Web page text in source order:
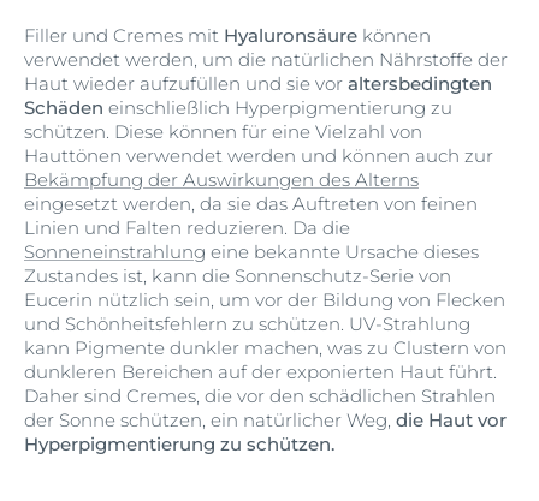
Filler und Cremes mit Hyaluronsäure können
verwendet werden, um die natürlichen Nährstoffe der
Haut wieder aufzufüllen und sie vor altersbedingten
Schäden einschließlich Hyperpigmentierung zu
schützen. Diese können für eine Vielzahl von
Hauttönen verwendet werden und können auch zur
Bekämpfung der Auswirkungen des Alterns
eingesetzt werden, da sie das Auftreten von feinen
Linien und Falten reduzieren. Da die
Sonneneinstrahlung eine bekannte Ursache dieses
Zustandes ist, kann die Sonnenschutz-Serie von
Eucerin nützlich sein, um vor der Bildung von Flecken
und Schönheitsfehlern zu schützen. UV-Strahlung
kann Pigmente dunkler machen, was zu Clustern von
dunkleren Bereichen auf der exponierten Haut führt.
Daher sind Cremes, die vor den schädlichen Strahlen
der Sonne schützen, ein natürlicher Weg, die Haut vor
Hyperpigmentierung zu schützen.